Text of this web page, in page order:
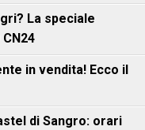
La speciale
in vendita! Ecco il
di Sangro: orari